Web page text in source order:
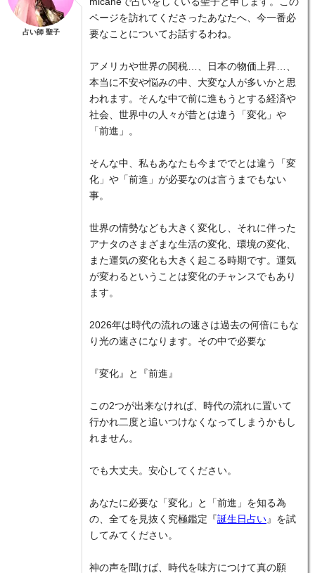
占い師 聖子
ページを訪れてくださったあなたへ、今一番必
要なことについてお話するわね。
アメリカや世界の関税…、日本の物価上昇…、
本当に不安や悩みの中、大変な人が多いかと思
われます。そんな中で前に進もうとする経済や
社会、世界中の人々が昔とは違う「変化」や
「前進」。
そんな中、私もあなたも今まででとは違う「変
化」や「前進」が必要なのは言うまでもない
事。
世界の情勢なども大きく変化し、それに伴った
アナタのさまざまな生活の変化、環境の変化、
また運気の変化も大きく起こる時期です。運気
が変わるということは変化のチャンスでもあり
ます。
2026年は時代の流れの速さは過去の何倍にもな
り光の速さになります。その中で必要な
『変化』と『前進』
この2つが出来なければ、時代の流れに置いて
行かれ二度と追いつけなくなってしまうかもし
れません。
でも大丈夫。安心してください。
あなたに必要な「変化」と「前進」を知る為
の、全てを見抜く究極鑑定『誕生日占い 』を試
してみてください。
神の声を聞けば、時代を味方につけて真の願